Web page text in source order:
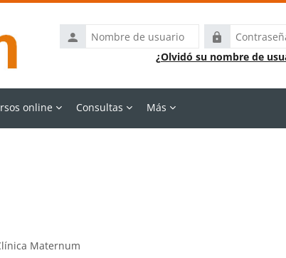
Nombre
de
Contraseña
¿Olvidó su nombre de
online Consultas Más
Maternum